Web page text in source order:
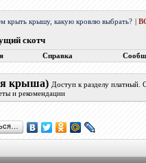
крыть крышу, какую кровлю выбрать?
скотч
Справка
крыша) Доступ к разделу
и рекомендации